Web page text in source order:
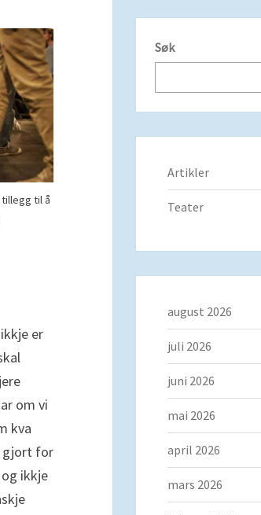
til å
er
om vi
kva
gjort for
ikkje
Søk
Artikler
Teater
august 2026
juli 2026
juni 2026
mai 2026
april 2026
mars 2026